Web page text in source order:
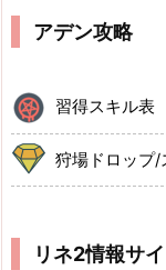
アデン攻略
習得スキル表
狩場ドロップ/
リネ2情報サ